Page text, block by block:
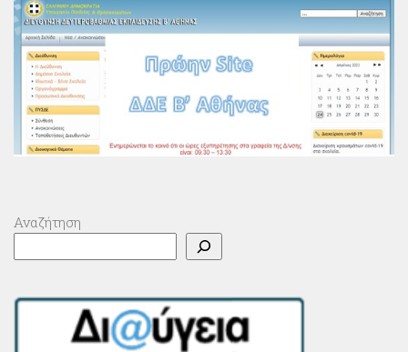
Αναζήτηση